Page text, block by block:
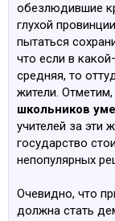
обезлюдившие
глухой
пытаться
что если в
средняя, то
жители. Отметим,
школьников
учителей за эти
государство
непопулярных
Очевидно, что
должна стать